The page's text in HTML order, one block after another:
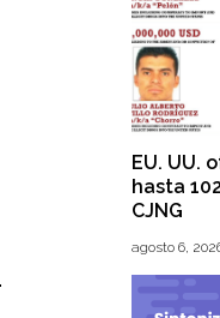
EU. UU.
hasta
CJNG
agosto 6,